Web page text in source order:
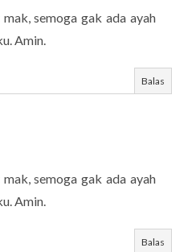
semoga gak ada ayah
Amin.
Balas
semoga gak ada ayah
Amin.
Balas